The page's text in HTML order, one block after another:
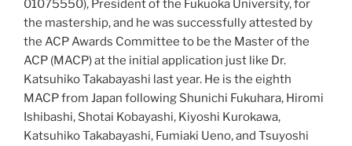
01075550), President of the Fukuoka University, for
the mastership, and he was successfully attested by
the ACP Awards Committee to be the Master of the
ACP (MACP) at the initial application just like Dr.
Katsuhiko Takabayashi last year. He is the eighth
MACP from Japan following Shunichi Fukuhara, Hiromi
Ishibashi, Shotai Kobayashi, Kiyoshi Kurokawa,
Katsuhiko Takabayashi, Fumiaki Ueno, and Tsuyoshi